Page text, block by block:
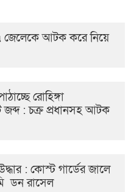
জেলেকে আটক করে নিয়ে
রোহিঙ্গা
জব্দ : চক্র প্রধানসহ আটক
: কোস্ট গার্ডের জালে
ডন রাসেল